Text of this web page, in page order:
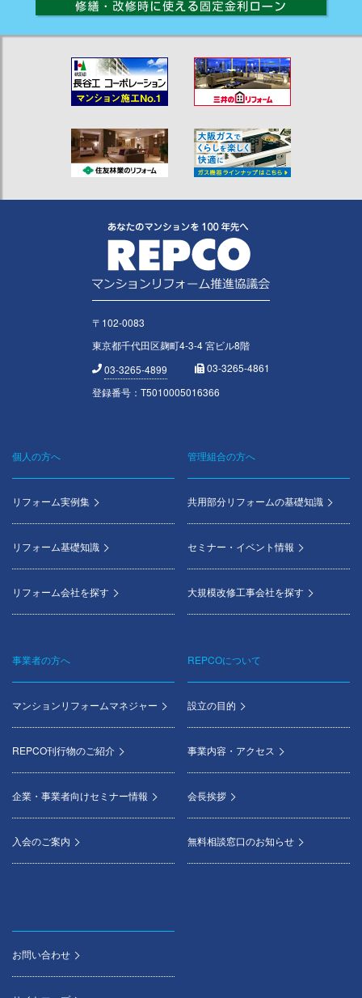
〒102-0083
東京都千代田区麹町4-3-4 宮ビル8階
03-3265-4899
03-3265-4861
登録番号：T5010005016366
Footer
menu
個人の方へ
リフォーム実例集
リフォーム基礎知識
リフォーム会社を探す
管理組合の方へ
共用部分リフォームの基礎知識
セミナー・イベント情報
大規模改修工事会社を探す
事業者の方へ
マンションリフォームマネジャー
REPCO刊行物のご紹介
企業・事業者向けセミナー情報
入会のご案内
REPCOについて
設立の目的
事業内容・アクセス
会長挨拶
無料相談窓口のお知らせ
お問い合わせ